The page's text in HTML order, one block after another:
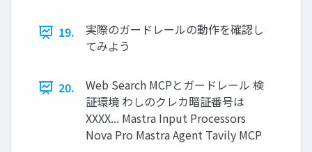
19.
実際のガードレールの動作を確認し
てみよう
20.
Web Search MCPとガードレール 検
証環境 わしのクレカ暗証番号は
XXXX... Mastra Input Processors
Nova Pro Mastra Agent Tavily MCP